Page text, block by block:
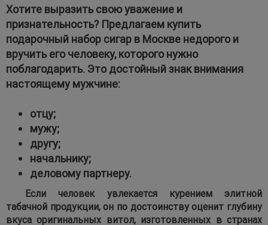
Хотите выразить свою уважение и
признательность? Предлагаем купить
подарочный набор сигар в Москве недорого и
вручить его человеку, которого нужно
поблагодарить. Это достойный знак внимания
настоящему мужчине:
отцу;
мужу;
другу;
начальнику;
деловому партнеру.
Если человек увлекается курением элитной
табачной продукции, он по достоинству оценит глубину
вкуса оригинальных витол, изготовленных в странах